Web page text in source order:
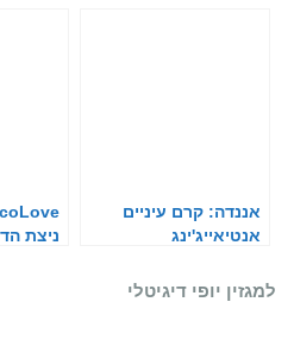
אננדה: קרם עיניים
אנטיאייג'ינג
ניצת
למגזין יופי דיגיטלי